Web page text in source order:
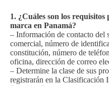
1. ¿Cuáles son los
marca en Panamá?
– Información de contacto del
comercial, número de
constitución, número de
oficina, dirección de correo
– Determine la clase de sus
registrarán en la Clasificación